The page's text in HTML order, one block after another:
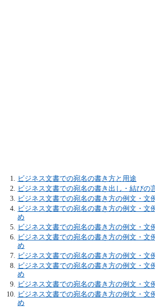
ビジネス文書での宛名の書き方と用途
ビジネス文書での宛名の書き出し・結びの
ビジネス文書での宛名の書き方の例文・文
ビジネス文書での宛名の書き方の例文・文
め
ビジネス文書での宛名の書き方の例文・文
ビジネス文書での宛名の書き方の例文・文
め
ビジネス文書での宛名の書き方の例文・文
ビジネス文書での宛名の書き方の例文・文
め
ビジネス文書での宛名の書き方の例文・文
ビジネス文書での宛名の書き方の例文・文
め